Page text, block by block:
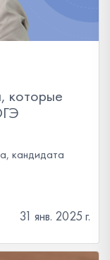
которые
кандидата
31 янв. 2025 г.